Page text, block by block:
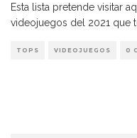
Esta lista pretende visitar
videojuegos del 2021 que
TOPS VIDEOJUEGOS 0